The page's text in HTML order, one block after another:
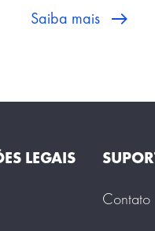
Saiba mais
LEGAIS
Contato